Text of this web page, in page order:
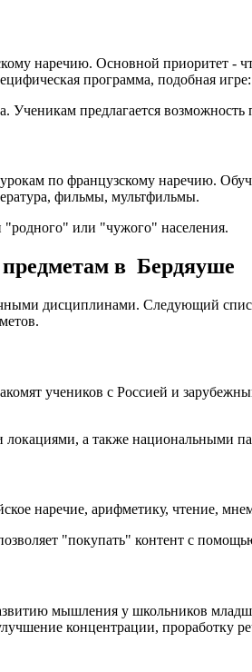
наречию. Основной приоритет
программа, подобная
Ученикам предлагается
по французскому наречию.
фильмы, мультфильмы.
"родного" или "чужого" населения.
в Бердяуше
дисциплинами. Следующий
учеников с Россией и
локациями, а также национальными
наречие, арифметику, чтение,
"покупать" контент с
мышления у школьников
концентрации, проработку